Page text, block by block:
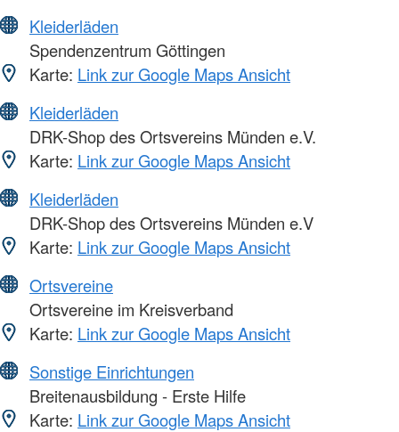
Kleiderläden
Spendenzentrum Göttingen
Karte: Link zur Google Maps Ansicht
Kleiderläden
DRK-Shop des Ortsvereins Münden e.V.
Karte: Link zur Google Maps Ansicht
Kleiderläden
DRK-Shop des Ortsvereins Münden e.V
Karte: Link zur Google Maps Ansicht
Ortsvereine
Ortsvereine im Kreisverband
Karte: Link zur Google Maps Ansicht
Sonstige Einrichtungen
Breitenausbildung - Erste Hilfe
Karte: Link zur Google Maps Ansicht